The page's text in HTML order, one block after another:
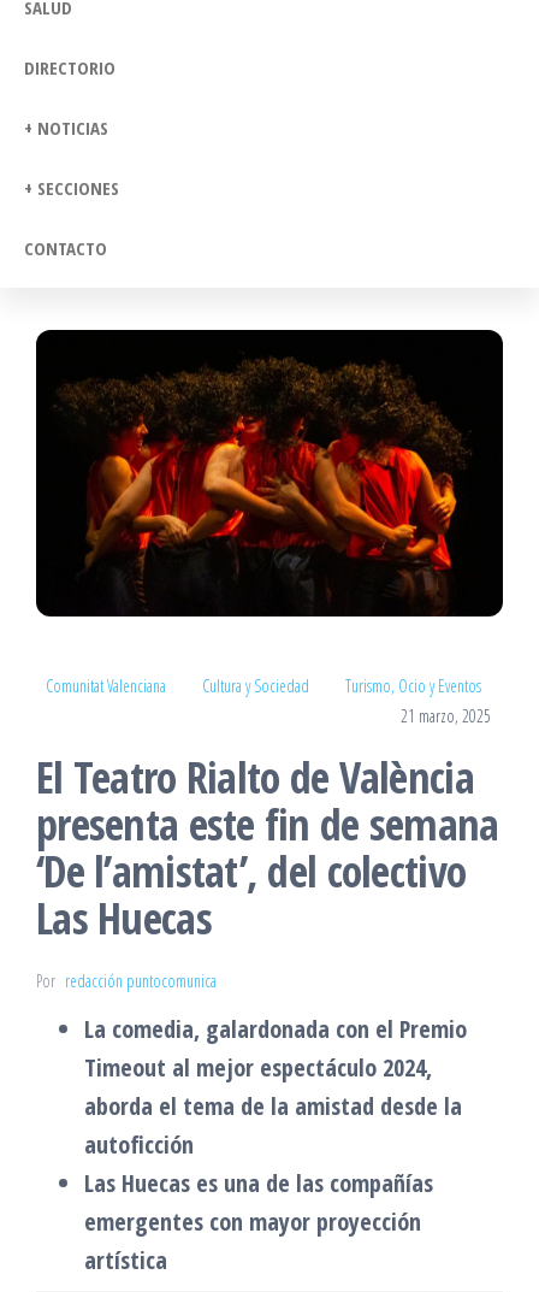
SALUD
DIRECTORIO
+ NOTICIAS
+ SECCIONES
CONTACTO
Comunitat Valenciana Cultura y Sociedad
Turismo, Ocio y Eventos
21 marzo, 2025
El Teatro Rialto de València
presenta este fin de semana
‘De l’amistat’, del colectivo
Las Huecas
Por redacción puntocomunica
La comedia, galardonada con el Premio
Timeout al mejor espectáculo 2024,
aborda el tema de la amistad desde la
autoficción
Las Huecas es una de las compañías
emergentes con mayor proyección
artística